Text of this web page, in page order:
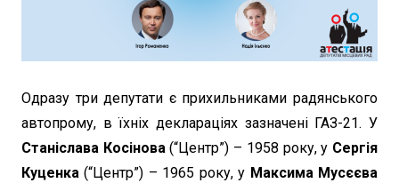
Одразу три депутати є прихильниками радянського
автопрому, в їхніх деклараціях зазначені ГАЗ-21. У
Станіслава Косінова(“Центр”) – 1958 року, у Сергія
Куценка (“Центр”) – 1965 року, у Максима Мусєєва